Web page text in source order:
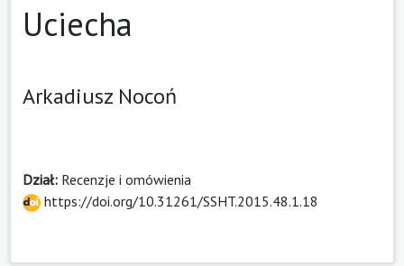
Uciecha
Arkadiusz Nocoń
Dział: Recenzje i omówienia
https://doi.org/10.31261/SSHT.2015.48.1.18